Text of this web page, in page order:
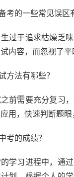
考的一些常见误区
过于追求枯燥乏
内容，而忽视了平
方法有哪些？
前需要充分复习
用，快速判断题眼
考的成绩？
学习进程中，通